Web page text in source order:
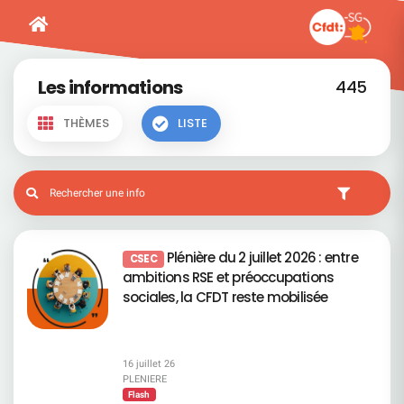
Les informations 445
THÈMES LISTE
CSEC Plénière du 2 juillet 2026 : entre
ambitions RSE et préoccupations
sociales, la CFDT reste mobilisée
16 juillet 26
PLENIERE
Flash